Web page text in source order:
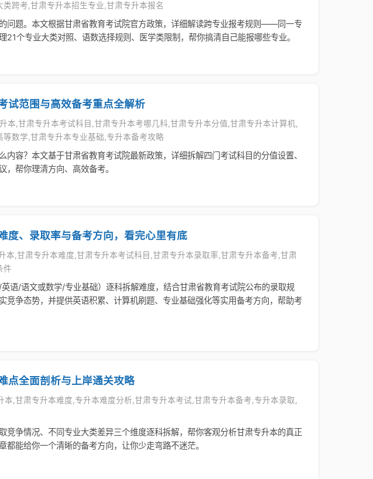
跨考,甘肃专升本招生专业,甘肃专升本报名
问题。本文根据甘肃省教育考试院官方政策，详细解读跨专业报考规则——同一专
个专业大类对照、语数选择规则、医学类限制，帮你搞清自己能报哪些专业。
试范围与高效备考重点全解析
本,甘肃专升本考试科目,甘肃专升本考哪几科,甘肃专升本分值,甘肃专升本计算机,
数学,甘肃专升本专业基础,专升本备考攻略
容？本文基于甘肃省教育考试院最新政策，详细拆解四门考试科目的分值设置、
帮你理清方向、高效备考。
度、录取率与备考方向，看完心里有底
本,甘肃专升本难度,甘肃专升本考试科目,甘肃专升本录取率,甘肃专升本备考,甘肃
件
语/语文或数学/专业基础）逐科拆解难度，结合甘肃省教育考试院公布的录取规
竞争态势，并提供英语积累、计算机刷题、专业基础强化等实用备考方向，帮助考
点全面剖析与上岸通关攻略
,甘肃专升本难度,专升本难度分析,甘肃专升本考试,甘肃专升本备考,专升本录取,
竞争情况、不同专业大类差异三个维度逐科拆解，帮你客观分析甘肃专升本的真正
能给你一个清晰的备考方向，让你少走弯路不迷茫。